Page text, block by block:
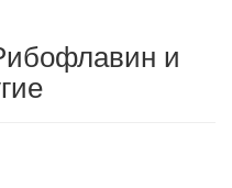
Глава Минздрава РФ
Вероника Скворцова
опровергла
и